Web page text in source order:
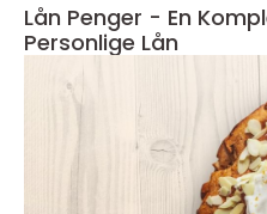
Lån Penger - En
Personlige Lån